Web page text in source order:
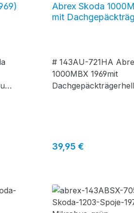
Abrex Skoda
mit
# 143AU-721HA
1000MBX 1969mit
Regulärer Preis:
39,95 €